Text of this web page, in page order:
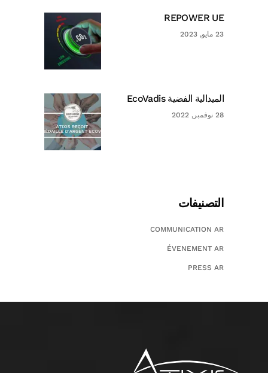
REPOWER UE
23 مايو, 2023
الميدالية الفضية EcoVadis
28 نوفمبر, 2022
التصنيفات
COMMUNICATION AR
ÉVENEMENT AR
PRESS AR